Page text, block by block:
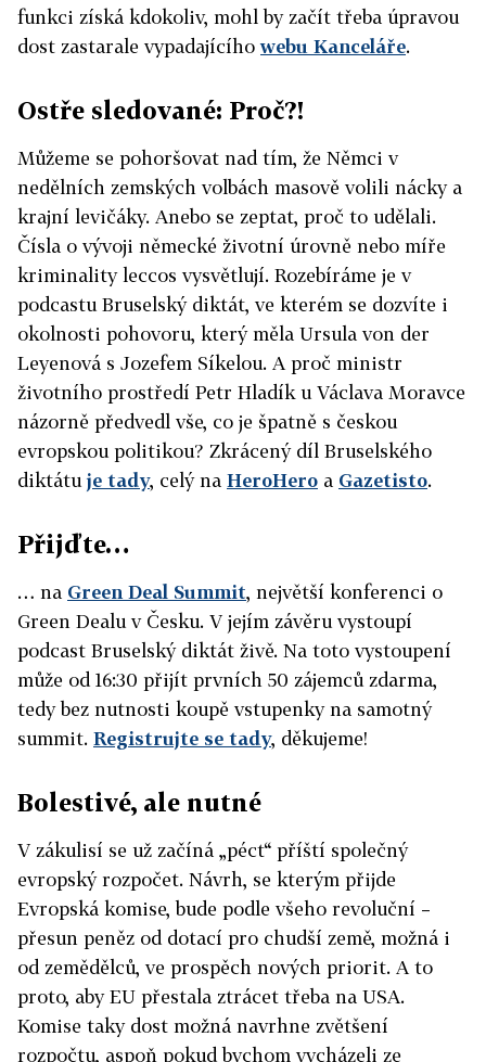
funkci získá kdokoliv, mohl by začít třeba úpravou
dost zastarale vypadajícíhowebu Kanceláře.
Ostře sledované: Proč?!
Můžeme se pohoršovat nad tím, že Němci v
nedělních zemských volbách masově volili nácky a
krajní levičáky. Anebo se zeptat, proč to udělali.
Čísla o vývoji německé životní úrovně nebo míře
kriminality leccos vysvětlují. Rozebíráme je v
podcastu Bruselský diktát, ve kterém se dozvíte i
okolnosti pohovoru, který měla Ursula von der
Leyenová s Jozefem Síkelou. A proč ministr
životního prostředí Petr Hladík u Václava Moravce
názorně předvedl vše, co je špatně s českou
evropskou politikou? Zkrácený díl Bruselského
diktátuje tady, celý na HeroHero a Gazetisto.
Přijďte…
… na Green Deal Summit, největší konferenci o
Green Dealu v Česku. V jejím závěru vystoupí
podcast Bruselský diktát živě. Na toto vystoupení
může od 16:30 přijít prvních 50 zájemců zdarma,
tedy bez nutnosti koupě vstupenky na samotný
summit. Registrujte se tady, děkujeme!
Bolestivé, ale nutné
V zákulisí se už začíná „péct“ příští společný
evropský rozpočet. Návrh, se kterým přijde
Evropská komise, bude podle všeho revoluční –
přesun peněz od dotací pro chudší země, možná i
od zemědělců, ve prospěch nových priorit. A to
proto, aby EU přestala ztrácet třeba na USA.
Komise taky dost možná navrhne zvětšení
rozpočtu, aspoň pokud bychom vycházeli ze